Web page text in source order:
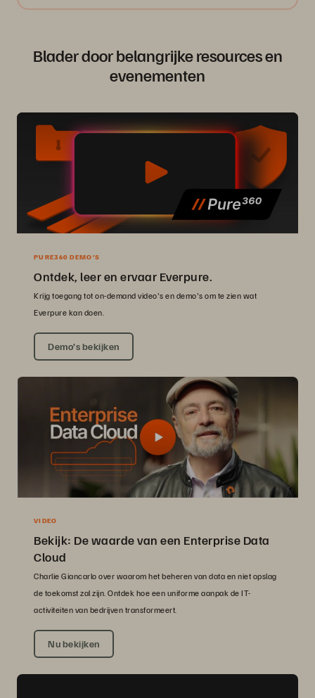
Blader door belangrijke resources en
evenementen
PURE360 DEMO’S
Ontdek, leer en ervaar Everpure.
Krijg toegang tot on-demand video's en demo's om te zien wat
Everpure kan doen.
Demo’s bekijken
VIDEO
Bekijk: De waarde van een Enterprise Data
Cloud
Charlie Giancarlo over waarom het beheren van data en niet opslag
de toekomst zal zijn. Ontdek hoe een uniforme aanpak de IT-
activiteiten van bedrijven transformeert.
Nu bekijken